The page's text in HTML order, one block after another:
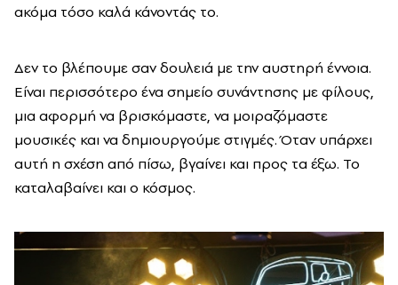
ακόμα τόσο καλά κάνοντάς το.
Δεν το βλέπουμε σαν δουλειά με την αυστηρή έννοια.
Είναι περισσότερο ένα σημείο συνάντησης με φίλους,
μια αφορμή να βρισκόμαστε, να μοιραζόμαστε
μουσικές και να δημιουργούμε στιγμές. Όταν υπάρχει
αυτή η σχέση από πίσω, βγαίνει και προς τα έξω. Το
καταλαβαίνει και ο κόσμος.